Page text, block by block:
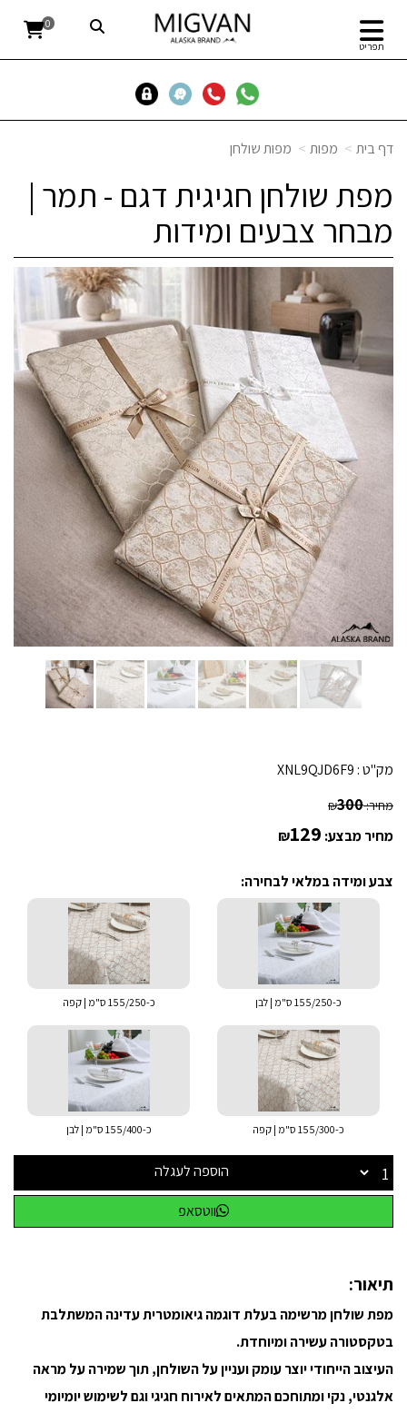
תפריט
0
דף בית מפות מפות שולחן
מפת שולחן חגיגית דגם - תמר |
מבחר צבעים ומידות
מק"ט : XNL9QJD6F9
מחיר: ₪300
מחיר מבצע: ₪129
צבע ומידה במלאי לבחירה:
כ-155/250 ס"מ | לבן כ-155/250 ס"מ | קפה
כ-155/300 ס"מ | קפה כ-155/400 ס"מ | לבן
הוספה לעגלה
ווטסאפ
תיאור:
מפת שולחן מרשימה בעלת דוגמה גיאומטרית עדינה המשתלבת
בטקסטורה עשירה ומיוחדת.
העיצוב הייחודי יוצר עומק ועניין על השולחן, תוך שמירה על מראה
אלגנטי, נקי ומתוחכם המתאים לאירוח חגיגי וגם לשימוש יומיומי